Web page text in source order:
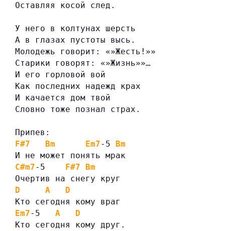
Оставляя косой след.
У него в колтунах шерсть
А в глазах пустоты высь.
Молодежь говорит: «»Жесть!»»
Старики говорят: «»Жизнь»»…
И его горловой вой
Как последних надежд крах
И качается дом твой
Словно тоже познал страх.
Припев:
F#7
Bm Em7-5 Bm
И не может понять мрак
C#m7-5 F#7
Bm
Очертив на снегу круг
D
A
D
Кто сегодня кому враг
Em7-5 A
D
Кто сегодня кому друг.